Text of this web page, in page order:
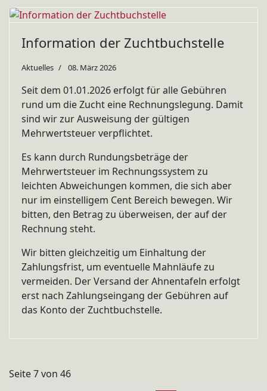
Information der Zuchtbuchstelle
Aktuelles 08. März 2026
Seit dem 01.01.2026 erfolgt für alle Gebühren
rund um die Zucht eine Rechnungslegung. Damit
sind wir zur Ausweisung der gültigen
Mehrwertsteuer verpflichtet.
Es kann durch Rundungsbeträge der
Mehrwertsteuer im Rechnungssystem zu
leichten Abweichungen kommen, die sich aber
nur im einstelligem Cent Bereich bewegen. Wir
bitten, den Betrag zu überweisen, der auf der
Rechnung steht.
Wir bitten gleichzeitig um Einhaltung der
Zahlungsfrist, um eventuelle Mahnläufe zu
vermeiden. Der Versand der Ahnentafeln erfolgt
erst nach Zahlungseingang der Gebühren auf
das Konto der Zuchtbuchstelle.
Seite 7 von 46